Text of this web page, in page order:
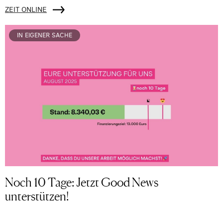
ZEIT ONLINE
IN EIGENER SACHE
Noch 10 Tage: Jetzt Good News
unterstützen!